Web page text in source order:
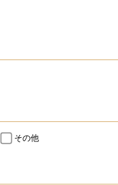
その他